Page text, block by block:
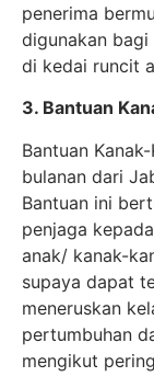
penerima
digunakan bagi
di kedai runcit
3. Bantuan
Bantuan
bulanan dari
Bantuan ini
penjaga
anak/ kanak-
supaya dapat
meneruskan
pertumbuhan
mengikut